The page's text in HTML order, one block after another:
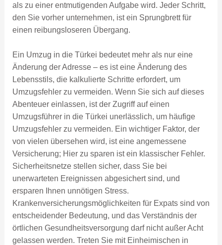
als zu einer entmutigenden Aufgabe wird. Jeder Schritt,
den Sie vorher unternehmen, ist ein Sprungbrett für
einen reibungsloseren Übergang.
Ein Umzug in die Türkei bedeutet mehr als nur eine
Änderung der Adresse – es ist eine Änderung des
Lebensstils, die kalkulierte Schritte erfordert, um
Umzugsfehler zu vermeiden. Wenn Sie sich auf dieses
Abenteuer einlassen, ist der Zugriff auf einen
Umzugsführer in die Türkei unerlässlich, um häufige
Umzugsfehler zu vermeiden. Ein wichtiger Faktor, der
von vielen übersehen wird, ist eine angemessene
Versicherung; Hier zu sparen ist ein klassischer Fehler.
Sicherheitsnetze stellen sicher, dass Sie bei
unerwarteten Ereignissen abgesichert sind, und
ersparen Ihnen unnötigen Stress.
Krankenversicherungsmöglichkeiten für Expats sind von
entscheidender Bedeutung, und das Verständnis der
örtlichen Gesundheitsversorgung darf nicht außer Acht
gelassen werden. Treten Sie mit Einheimischen in